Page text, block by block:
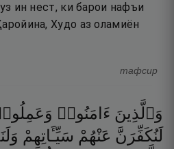
ин нест, ки барои нафъи
Худо аз оламиён
тафсир
وَٱلَّذِينَ ءَامَنُوا۟
لَنُكَفِّرَنَّ عَنْهُمْ سَيِّـَٔاتِهِمْ